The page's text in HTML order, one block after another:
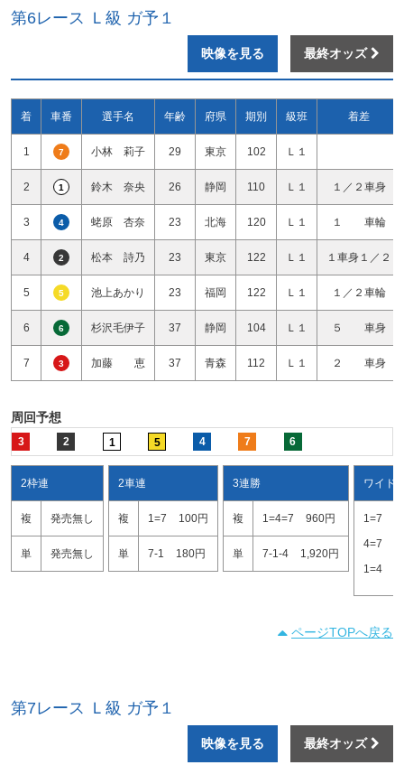
第6レース Ｌ級 ガ予１
映像を見る 最終オッズ
着 車番 選手名 年齢 府県 期別 級班 着差
1 7 小林 莉子 29 東京 102 Ｌ１
2 1 鈴木 奈央 26 静岡 110 Ｌ１ １／２車身
3 4 蛯原 杏奈 23 北海 120 Ｌ１ １ 車輪
4 2 松本 詩乃 23 東京 122 Ｌ１ １車身１／２
5 5 池上あかり 23 福岡 122 Ｌ１ １／２車輪
6 6 杉沢毛伊子 37 静岡 104 Ｌ１ ５ 車身
7 3 加藤 恵 37 青森 112 Ｌ１ ２ 車身
周回予想
3 2 1 5 4 7 6
2枠連
複 発売無し
単 発売無し
2車連
複 1=7 100円
単 7-1 180円
3連勝
複 1=4=7 960円
単 7-1-4 1,920円
ワイド
1=7
4=7
1=4
ページTOPへ戻る
第7レース Ｌ級 ガ予１
映像を見る 最終オッズ